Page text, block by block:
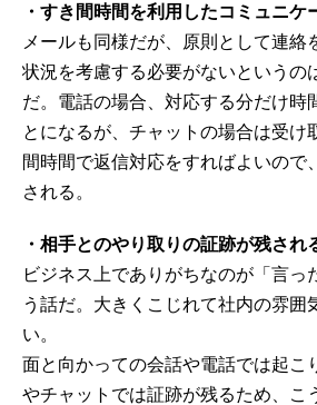
・すき間時間を利用したコミュニケ
メールも同様だが、原則として連絡
状況を考慮する必要がないというの
だ。電話の場合、対応する分だけ時
とになるが、チャットの場合は受け
間時間で返信対応をすればよいので
される。
・相手とのやり取りの証跡が残され
ビジネス上でありがちなのが「言っ
う話だ。大きくこじれて社内の雰囲
い。
面と向かっての会話や電話では起こ
やチャットでは証跡が残るため、こ